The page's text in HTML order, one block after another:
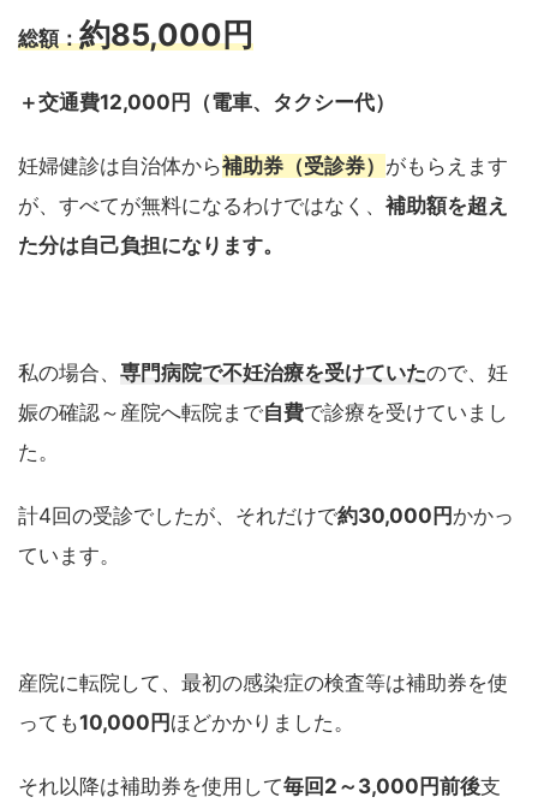
総額：約85,000円
＋交通費12,000円（電車、タクシー代）
妊婦健診は自治体から補助券（受診券） がもらえます
が、すべてが無料になるわけではなく、 補助額を超え
た分は自己負担になります。
私の場合、 専門病院で不妊治療を受けていたので、妊
娠の確認～産院へ転院まで自費で診療を受けていまし
た。
計4回の受診でしたが、それだけで約30,000円 かかっ
ています。
産院に転院して、最初の感染症の検査等は補助券を使
っても10,000円 ほどかかりました。
それ以降は補助券を使用して毎回2～3,000円前後支